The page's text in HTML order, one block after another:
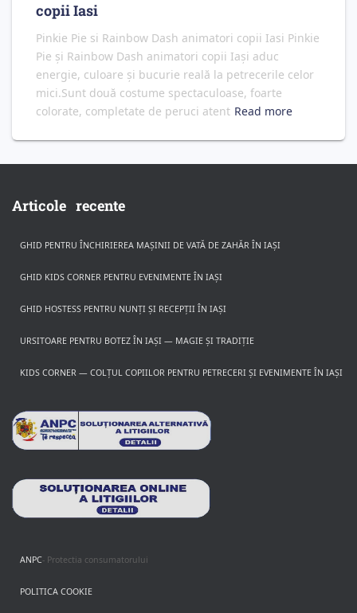
copii Iasi
Pinkie Pie si Rainbow Dash animatori copii Iasi Pinkie
Pie și Rainbow Dash animatori copii Iași aduc
energie, culoare și bucurie reală la petrecerile celor
mici.Sunt două costume spectaculoase, foarte
colorate, completate de peruci atent Read more
Articole recente
GHID PENTRU ÎNCHIRIEREA MAȘINII DE VATĂ DE ZAHĂR ÎN IAȘI
GHID KIDS CORNER PENTRU EVENIMENTE ÎN IAȘI
GHID HOSTESS PENTRU NUNȚI ȘI RECEPȚII ÎN IAȘI
URSITOARE PENTRU BOTEZ ÎN IAȘI — MAGIE ȘI TRADIȚIE
KIDS CORNER — COLȚUL COPIILOR PENTRU PETRECERI ȘI EVENIMENTE ÎN IAȘI
ANPC- Protectia consumatorului
POLITICA COOKIE